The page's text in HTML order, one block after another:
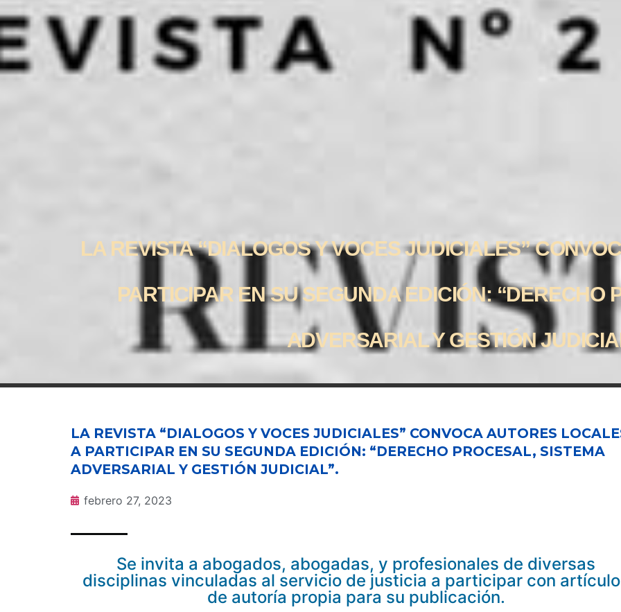
LA REVISTA “DIALOGOS Y VOCES JUDICIALES”
PARTICIPAR EN SU SEGUNDA EDICIÓN: “DERECHO
ADVERSARIAL Y GESTIÓN
LA REVISTA “DIALOGOS Y VOCES JUDICIALES” CONVOCA AUTORES
A PARTICIPAR EN SU SEGUNDA EDICIÓN: “DERECHO PROCESAL, SISTEMA
ADVERSARIAL Y GESTIÓN JUDICIAL”.
febrero 27, 2023
Se invita a abogados, abogadas, y profesionales de diversas
disciplinas vinculadas al servicio de justicia a participar con
de autoría propia para su publicación.